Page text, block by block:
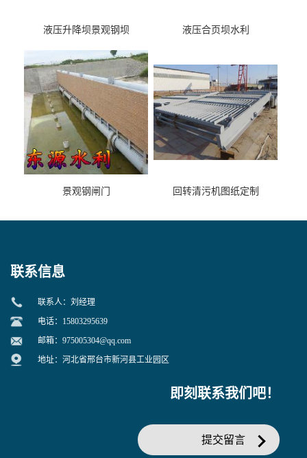
液压升降坝景观钢坝 液压合页坝水利
景观钢闸门 回转清污机图纸定制
联系信息
联系人：刘经理
电话：15803295639
邮箱： 975005304@qq.com
地址：河北省邢台市新河县工业园区
即刻联系我们吧！
提交留言